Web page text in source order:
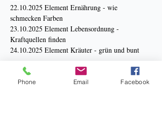
22.10.2025 Element Ernährung - wie
schmecken Farben
23.10.2025 Element Lebensordnung -
Kraftquellen finden
24.10.2025 Element Kräuter - grün und bunt
Mehr anzeigen
Phone Email Facebook